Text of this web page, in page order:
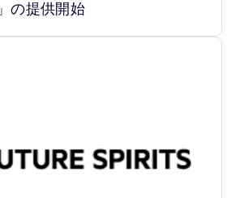
の提供開始